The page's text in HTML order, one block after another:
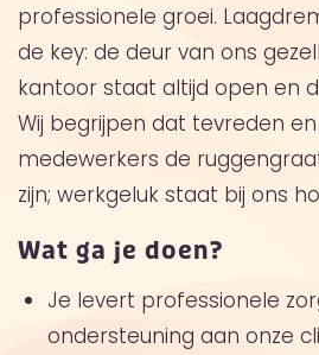
professionele groei.
de key: de deur van ons
kantoor staat altijd open en
Wij begrijpen dat tevreden
medewerkers de
zijn; werkgeluk staat bij ons
Wat ga je doen?
Je levert professionele
ondersteuning aan onze